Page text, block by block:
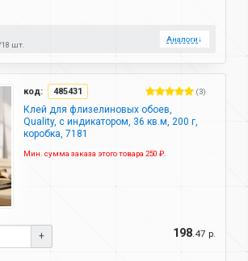
18 шт.
Аналоги↓
код: 485431 (3)
Клей для флизелиновых обоев,
Quality, с индикатором, 36 кв.м, 200 г,
коробка, 7181
Мин. сумма заказа этого товара 250 ₽.
+ 198.47 р.